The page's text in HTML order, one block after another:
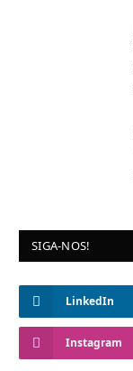
SIGA-NOS!
LinkedIn
Instagram